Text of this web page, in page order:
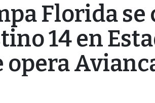
Florida
14 en
opera